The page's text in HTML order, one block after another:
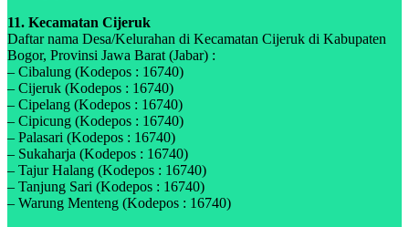
11. Kecamatan Cijeruk
Daftar nama Desa/Kelurahan di Kecamatan Cijeruk di Kabupaten
Bogor, Provinsi Jawa Barat (Jabar) :
– Cibalung (Kodepos : 16740)
– Cijeruk (Kodepos : 16740)
– Cipelang (Kodepos : 16740)
– Cipicung (Kodepos : 16740)
– Palasari (Kodepos : 16740)
– Sukaharja (Kodepos : 16740)
– Tajur Halang (Kodepos : 16740)
– Tanjung Sari (Kodepos : 16740)
– Warung Menteng (Kodepos : 16740)